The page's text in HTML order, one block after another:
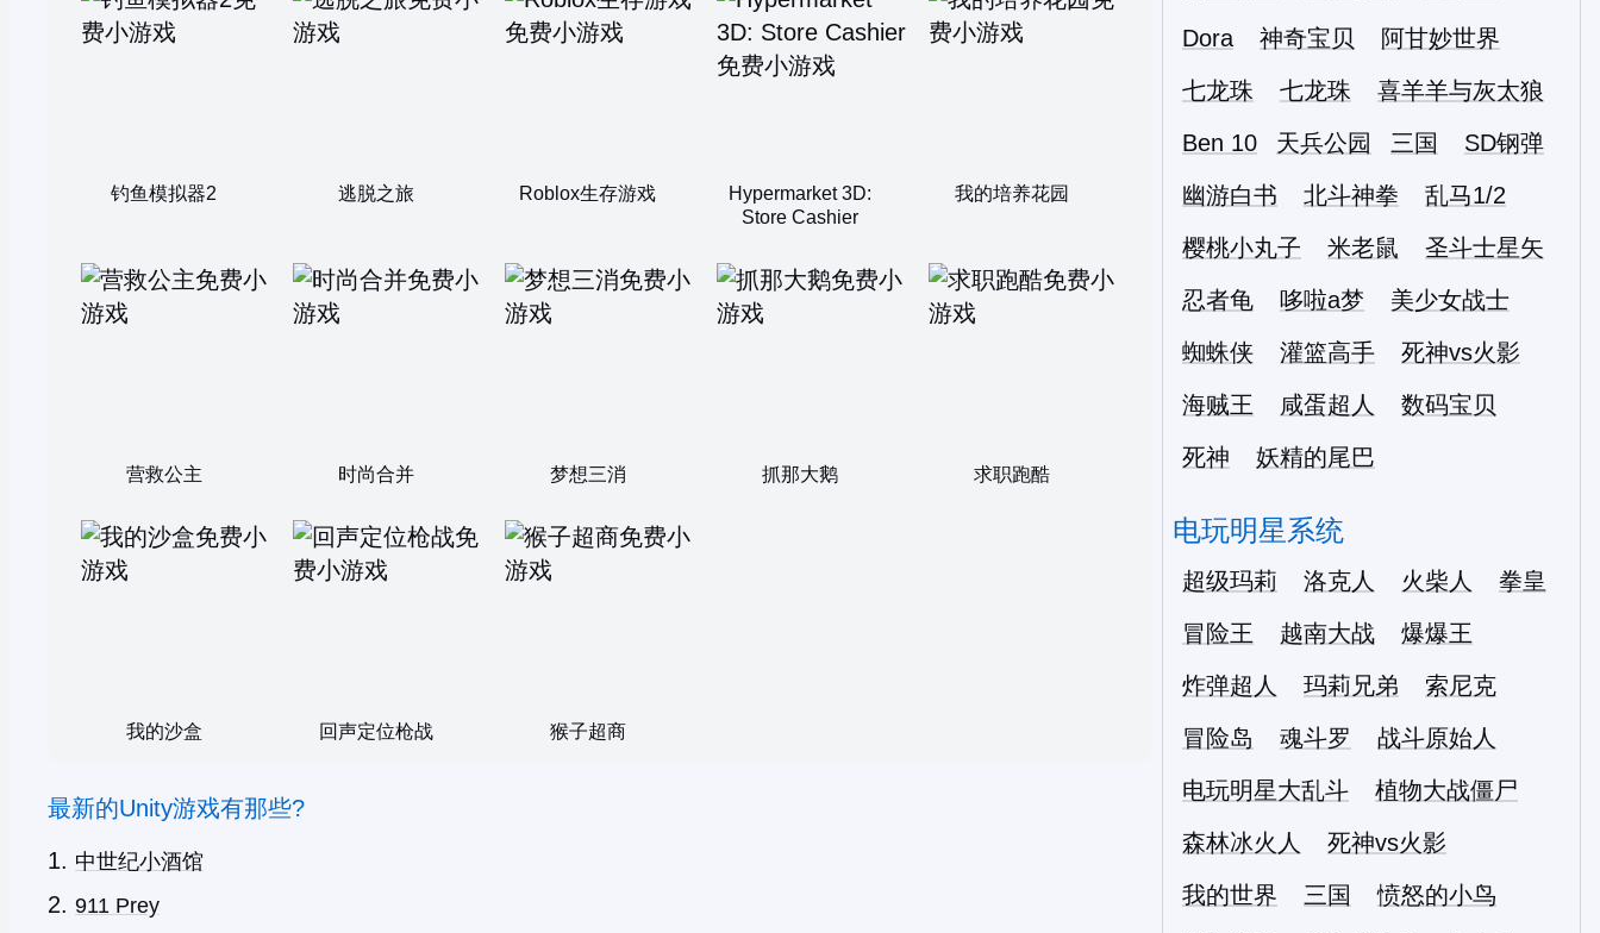
钓鱼模拟器2 逃脱之旅 Roblox生存游戏
Hypermarket 3D:
Store Cashier
我的培养花园
营救公主 时尚合并 梦想三消 抓那大鹅 求职跑酷
我的沙盒 回声定位枪战 猴子超商
最新的Unity游戏有那些?
中世纪小酒馆
911 Prey
Dora
神奇宝贝
阿甘妙世界
七龙珠
七龙珠
喜羊羊与灰太狼
Ben 10
天兵公园 三国
SD钢弹
幽游白书
北斗神拳
乱马1/2
樱桃小丸子
米老鼠
圣斗士星矢
忍者龟
哆啦a梦
美少女战士
蜘蛛侠
灌篮高手
死神vs火影
海贼王
咸蛋超人
数码宝贝
死神
妖精的尾巴
电玩明星系统
超级玛莉 洛克人 火柴人
拳皇
冒险王
越南大战
爆爆王
炸弹超人
玛莉兄弟
索尼克
冒险岛
魂斗罗
战斗原始人
电玩明星大乱斗
植物大战僵尸
森林冰火人
死神vs火影
我的世界
三国
愤怒的小鸟